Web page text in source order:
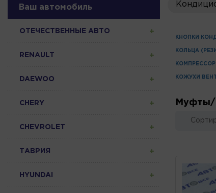
Ваш автомобиль
ОТЕЧЕСТВЕННЫЕ АВТО
RENAULT
DAEWOO
CHERY
CHEVROLET
ТАВРИЯ
HYUNDAI
КНОПКИ
КОЛЬЦА
КОЖУХИ
Муфты/